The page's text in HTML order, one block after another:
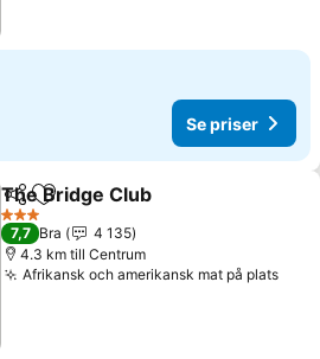
Se priser
Dela Lägg till i Mina Favoriter
The Bridge Club
3 Stjärnor
7,7 Bra
4 135
4.3 km till Centrum
Afrikansk och amerikansk mat på platsSe